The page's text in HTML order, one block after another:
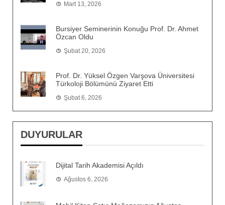
Mart 13, 2026
Bursiyer Seminerinin Konuğu Prof. Dr. Ahmet
Özcan Oldu
Şubat 20, 2026
Prof. Dr. Yüksel Özgen Varşova Üniversitesi
Türkoloji Bölümünü Ziyaret Etti
Şubat 6, 2026
DUYURULAR
Dijital Tarih Akademisi Açıldı
Ağustos 6, 2026